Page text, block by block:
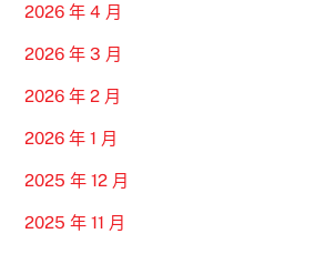
2026 年 4 月
2026 年 3 月
2026 年 2 月
2026 年 1 月
2025 年 12 月
2025 年 11 月